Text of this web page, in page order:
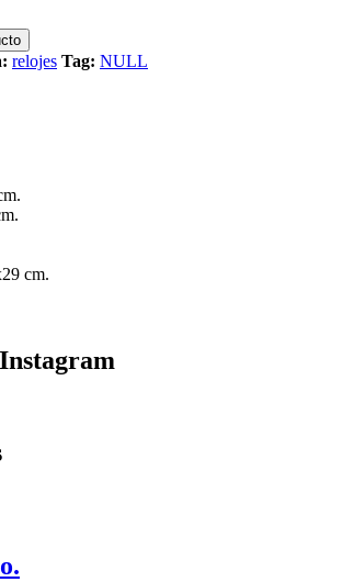
relojes Tag: NULL
cm.